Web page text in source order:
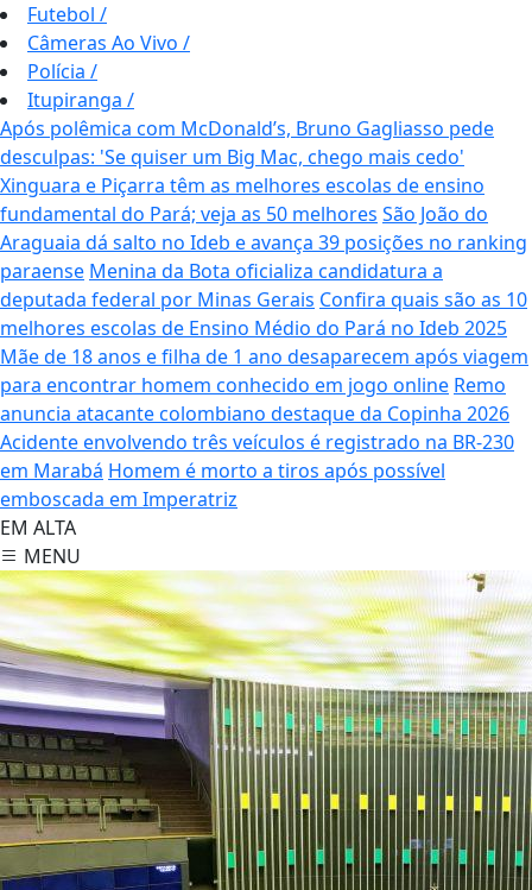
Futebol /
Câmeras Ao Vivo /
Polícia /
Itupiranga /
Após polêmica com McDonald’s, Bruno Gagliasso pede
desculpas: 'Se quiser um Big Mac, chego mais cedo'
Xinguara e Piçarra têm as melhores escolas de ensino
fundamental do Pará; veja as 50 melhores São João do
Araguaia dá salto no Ideb e avança 39 posições no ranking
paraense Menina da Bota oficializa candidatura a
deputada federal por Minas Gerais Confira quais são as 10
melhores escolas de Ensino Médio do Pará no Ideb 2025
Mãe de 18 anos e filha de 1 ano desaparecem após viagem
para encontrar homem conhecido em jogo online Remo
anuncia atacante colombiano destaque da Copinha 2026
Acidente envolvendo três veículos é registrado na BR-230
em Marabá Homem é morto a tiros após possível
emboscada em Imperatriz
EM ALTA
MENU